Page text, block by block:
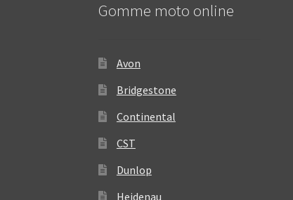
Gomme moto online
Avon
Bridgestone
Continental
CST
Dunlop
Heidenau